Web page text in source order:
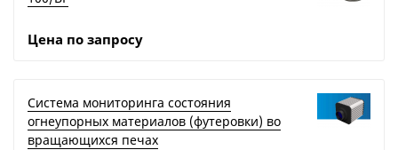
Цена по запросу
Система мониторинга состояния
огнеупорных материалов (футеровки) во
вращающихся печах